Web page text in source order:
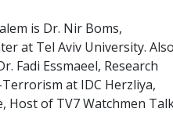
is Dr. Nir Boms,
at Tel Aviv University.
Fadi Essmaeel, Research
at IDC Herzliya,
Host of TV7 Watchmen